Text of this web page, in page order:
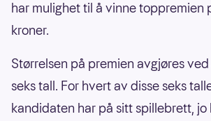
har mulighet til å vinne toppremien
kroner.
Størrelsen på premien avgjøres
seks tall. For hvert av disse seks
kandidaten har på sitt spillebrett,